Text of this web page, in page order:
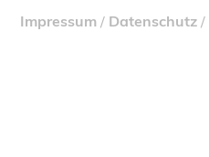
Impressum / Datenschutz /